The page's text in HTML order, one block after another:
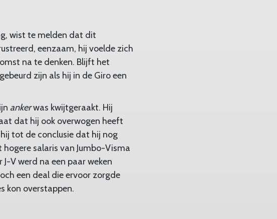
wist te melden dat dit
eenzaam, hij voelde zich
na te denken. Blijft het
zijn als hij in de Giro een
ankerwas kwijtgeraakt. Hij
dat hij ook overwogen heeft
tot de conclusie dat hij nog
salaris van Jumbo-Visma
V werd na een paar weken
een deal die ervoor zorgde
kon overstappen.